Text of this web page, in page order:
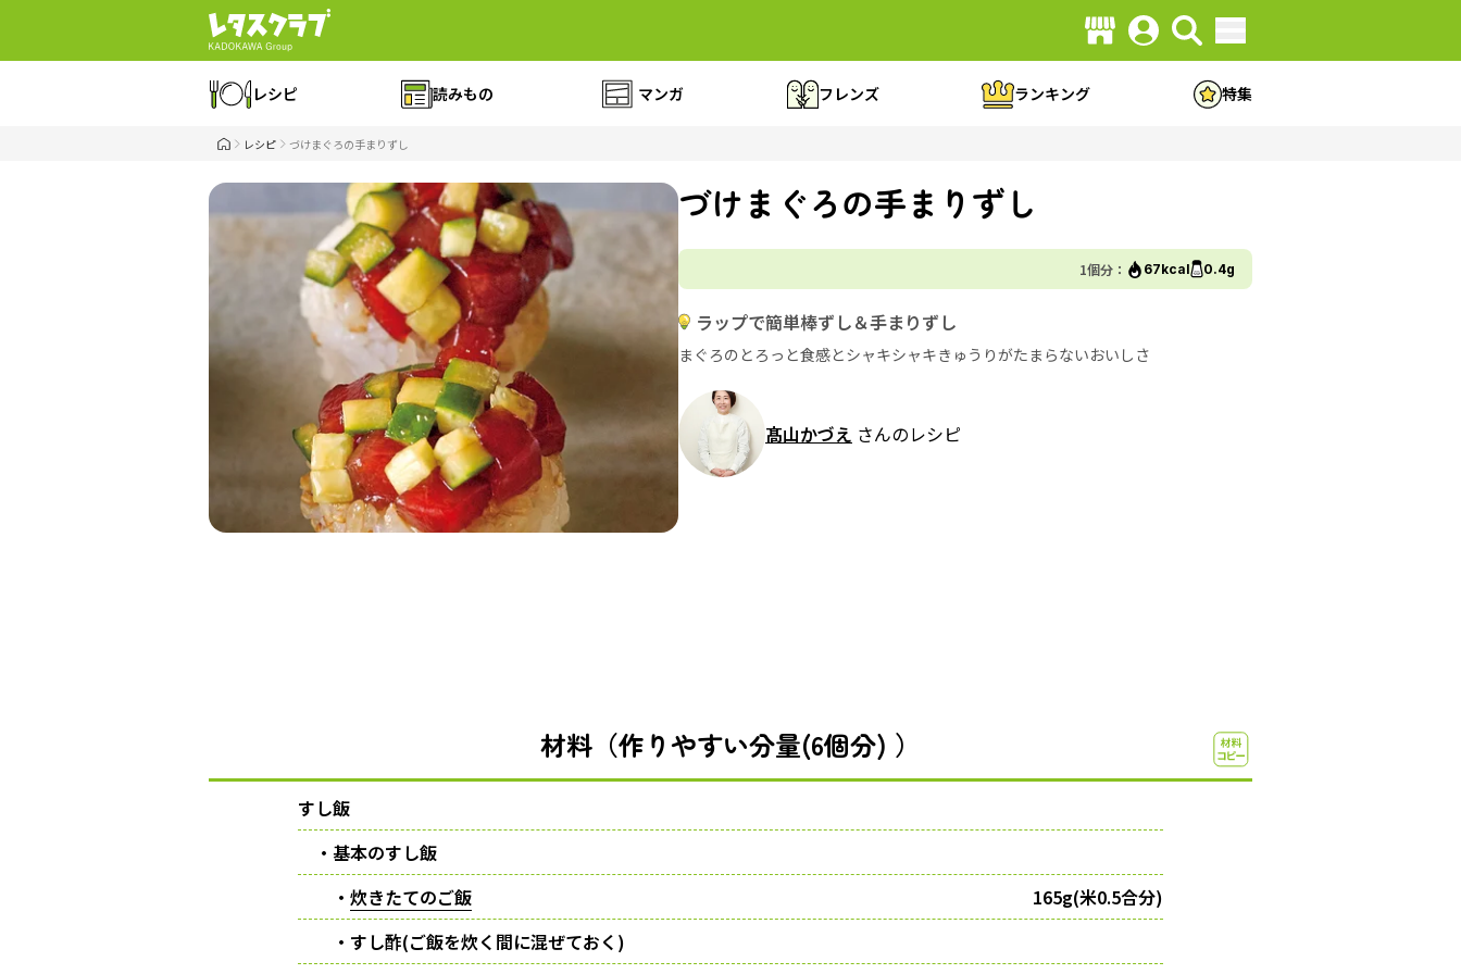
レシピ 読みもの マンガ フレンズ ランキング 特集
レシピ づけまぐろの手まりずし
づけまぐろの手まりずし
1個分： 67kcal 0.4g
ラップで簡単棒ずし＆手まりずし
まぐろのとろっと食感とシャキシャキきゅうりがたまらないおいしさ
髙山かづえ さんのレシピ
材料（作りやすい分量(6個分) ）
すし飯
・基本のすし飯
・ 炊きたてのご飯
165g(米0.5合分)
・すし酢(ご飯を炊く間に混ぜておく)